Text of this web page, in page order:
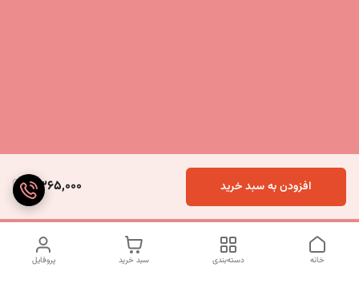
9,365,000 افزودن به سبد خرید
پروفایل سبد خرید دسته‌بندی خانه